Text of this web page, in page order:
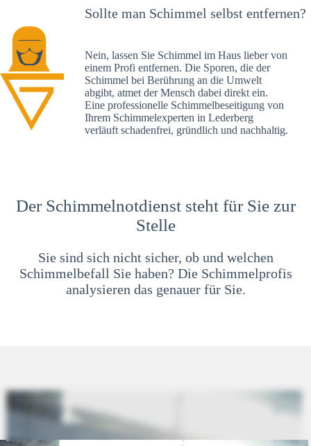
Sollte man Schimmel selbst entfernen?
Nein, lassen Sie Schimmel im Haus lieber von
einem Profi entfernen. Die Sporen, die der
Schimmel bei Berührung an die Umwelt
abgibt, atmet der Mensch dabei direkt ein.
Eine professionelle Schimmelbeseitigung von
Ihrem Schimmelexperten in Lederberg
verläuft schadenfrei, gründlich und nachhaltig.
Der Schimmelnotdienst steht für Sie zur
Stelle
Sie sind sich nicht sicher, ob und welchen
Schimmelbefall Sie haben? Die Schimmelprofis
analysieren das genauer für Sie.